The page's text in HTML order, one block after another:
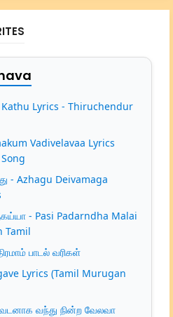
Lyrics - Thiruchendur
Vadivelavaa Lyrics
- Azhagu Deivamaga
- Pasi Padarndha Malai
Tamil
பாடல் வரிகள்
Lyrics (Tamil Murugan
வந்து நின்ற வேலவா